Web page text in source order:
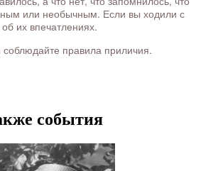
или необычным. Если вы ходили с
их впечатлениях.
соблюдайте правила приличия.
события